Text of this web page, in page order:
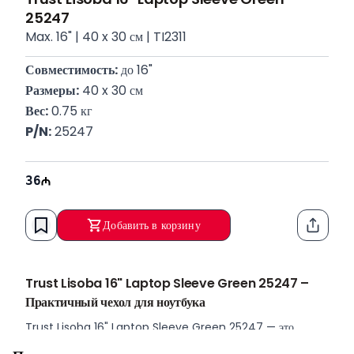
25247
Max. 16" | 40 x 30 см | TI2311
Совместимость: до 16"
Размеры: 40 x 30 см
Вес: 0.75 кг
P/N: 25247
36
Добавить в корзину
Trust Lisoba 16" Laptop Sleeve Green 25247 –
Практичный чехол для ноутбука
Trust Lisoba 16" Laptop Sleeve Green 25247 — это